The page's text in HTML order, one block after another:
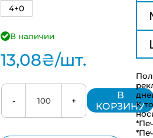
4+0
В наличии
13,08₴/шт.
- +
В
КОРЗИНУ
К